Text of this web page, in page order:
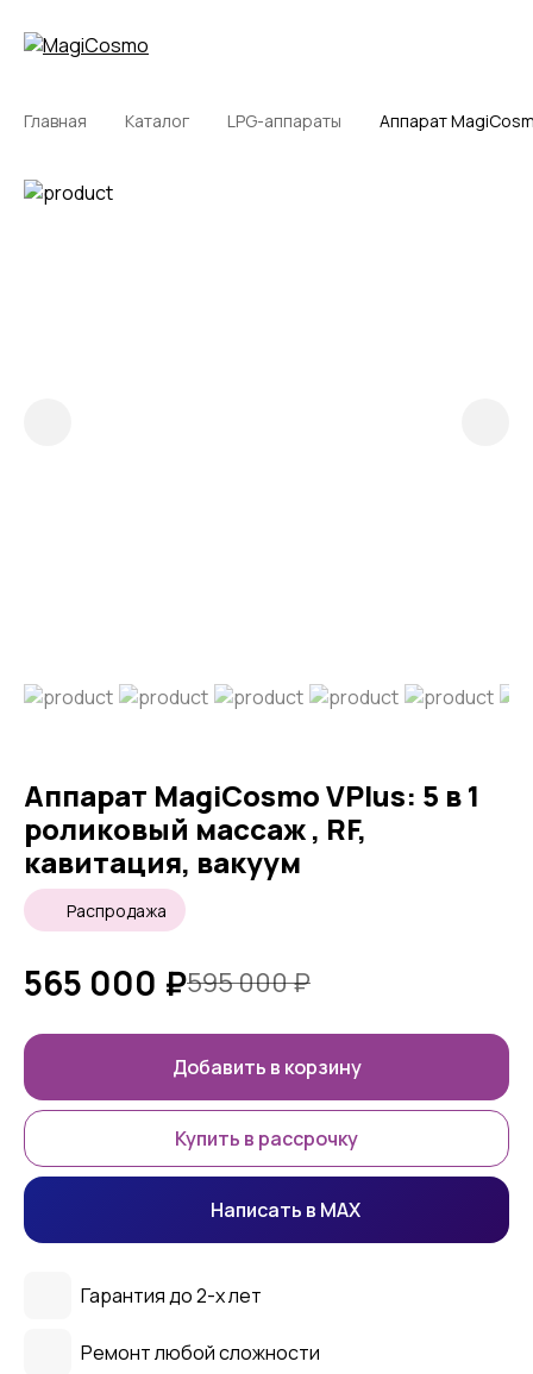
Главная Каталог LPG-аппараты Аппарат
Аппарат MagiCosmo VPlus: 5 в 1
роликовый массаж , RF,
кавитация, вакуум
Распродажа
565 000 ₽595 000₽
Добавить в корзину
Купить в рассрочку
Написать в MAX
Гарантия до 2-х лет
Ремонт любой сложности